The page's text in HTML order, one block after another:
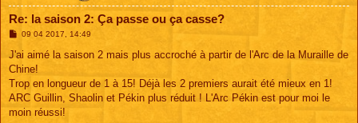
Re: la saison 2: Ça passe ou ça casse?
M
s
a
g
09 04 2017, 14:49
J'ai aimé la saison 2 mais plus accroché à partir de l'Arc de la Muraille de
Chine!
Trop en longueur de 1 à 15! Déjà les 2 premiers aurait été mieux en 1!
ARC Guillin, Shaolin et Pékin plus réduit ! L'Arc Pékin est pour moi le
moin réussi!